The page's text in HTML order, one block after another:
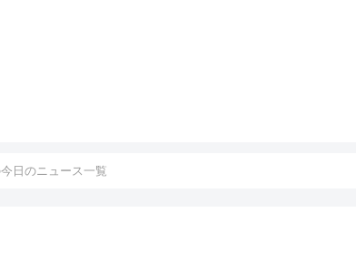
日のニュース一覧